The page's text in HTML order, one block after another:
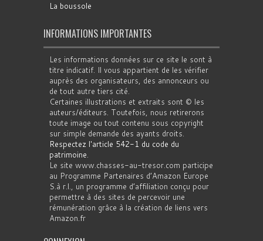
La boussole
INFORMATIONS IMPORTANTES
Les informations données sur ce site le sont à
titre indicatif. Il vous appartient de les vérifier
auprès des organisateurs, des annonceurs ou
de tout autre tiers cité.
Certaines illustrations et extraits sont © les
auteurs/éditeurs. Toutefois, nous retirerons
toute image ou tout contenu sous copyright
sur simple demande des ayants droits.
Respectez l'article 542-1 du code du
patrimoine.
Le site www.chasses-au-tresor.com participe
au Programme Partenaires d’Amazon Europe
S.à r.l., un programme d’affiliation conçu pour
permettre à des sites de percevoir une
rémunération grâce à la création de liens vers
Amazon.fr